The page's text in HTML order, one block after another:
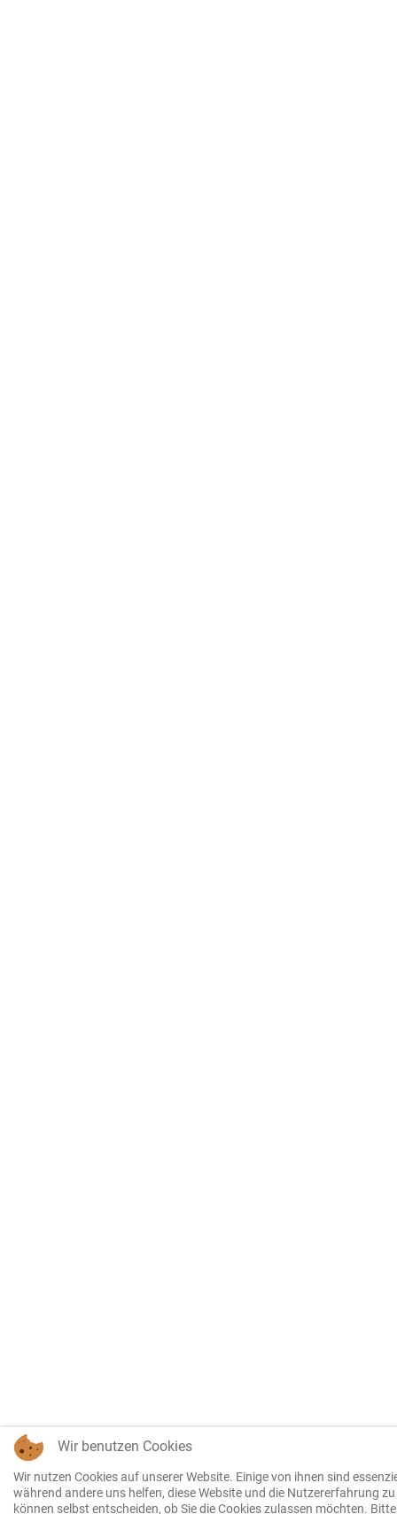
Wir benutzen Cookies
Wir nutzen Cookies auf unserer Website. Einige von ihnen sind
während andere uns helfen, diese Website und die Nutzererfahrung
können selbst entscheiden, ob Sie die Cookies zulassen möchten.